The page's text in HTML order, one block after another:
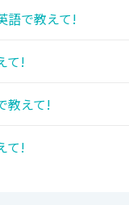
語で教えて!
て!
教えて!
て!